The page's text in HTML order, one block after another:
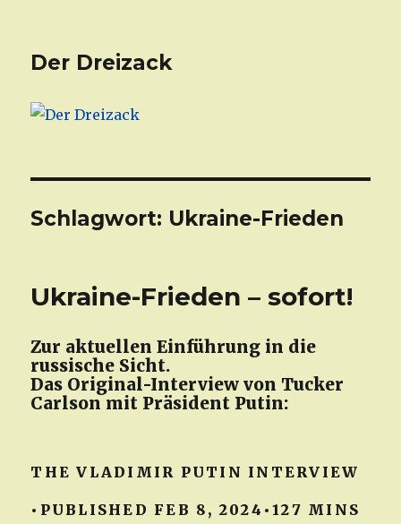
Der Dreizack
Schlagwort: Ukraine-Frieden
Ukraine-Frieden – sofort!
Zur aktuellen Einführung in die
russische Sicht.
Das Original-Interview von Tucker
Carlson mit Präsident Putin:
THE VLADIMIR PUTIN INTERVIEW
•PUBLISHED FEB 8, 2024•127 MINS